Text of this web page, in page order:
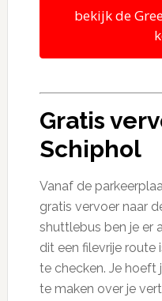
bekijk de
Gratis
Schiphol
Vanaf de
gratis vervoer naar
shuttlebus ben je er
dit een filevrije route
te checken. Je hoeft
te maken over je